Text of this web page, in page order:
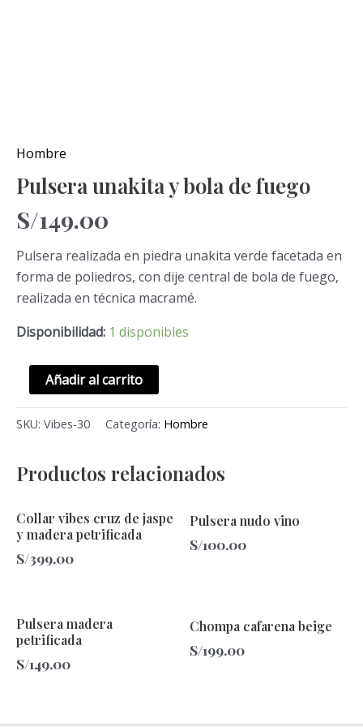
Hombre
Pulsera unakita y bola de fuego
S/149.00
Pulsera realizada en piedra unakita verde facetada en
forma de poliedros, con dije central de bola de fuego,
realizada en técnica macramé.
Disponibilidad: 1 disponibles
Añadir al carrito
SKU: Vibes-30 Categoría: Hombre
Productos relacionados
Collar vibes cruz de jaspe
y madera petrificada
S/399.00
Pulsera nudo vino
S/100.00
Pulsera madera
petrificada
S/149.00
Chompa cafarena beige
S/199.00